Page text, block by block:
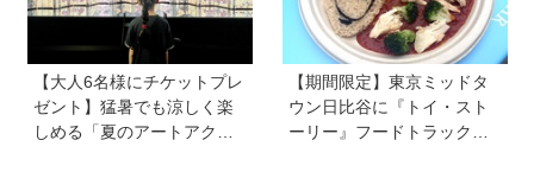
【大人6名様にチケットプレ
ゼント】猛暑でも涼しく楽
しめる「夏のアートアクア
【期間限定】東京ミッドタ
ウン日比谷に『トイ・スト
ーリー』フードトラックが